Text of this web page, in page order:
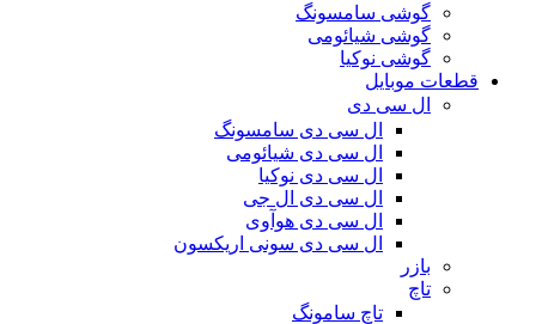
گوشی سامسونگ
گوشی شیائومی
گوشی نوکیا
قطعات موبایل
ال سی دی
ال سی دی سامسونگ
ال سی دی شیائومی
ال سی دی نوکیا
ال سی دی ال جی
ال سی دی هوآوی
ال سی دی سونی اریکسون
بازر
تاچ
تاچ سامونگ